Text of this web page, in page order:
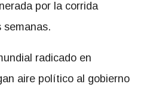
por la corrida
semanas.
radicado en
aire político al gobierno